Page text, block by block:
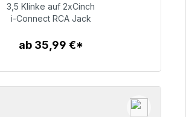
51,99 €
3,5 Klinke auf 2xCinch
i-Connect RCA Jack
ab 35,99 €*